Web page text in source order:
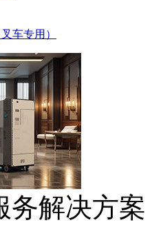
车专用）
务解决方案